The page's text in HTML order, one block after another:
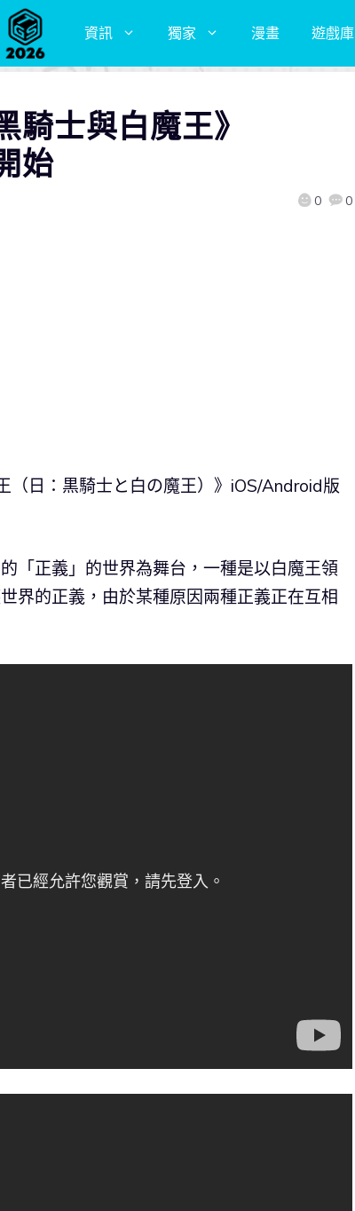
資訊 獨家 漫畫 遊戲庫
騎士與白魔王》
始
0 0
（日：黒騎士と白の魔王）》iOS/Android版
「正義」的世界為舞台，一種是以白魔王領
界的正義，由於某種原因兩種正義正在互相